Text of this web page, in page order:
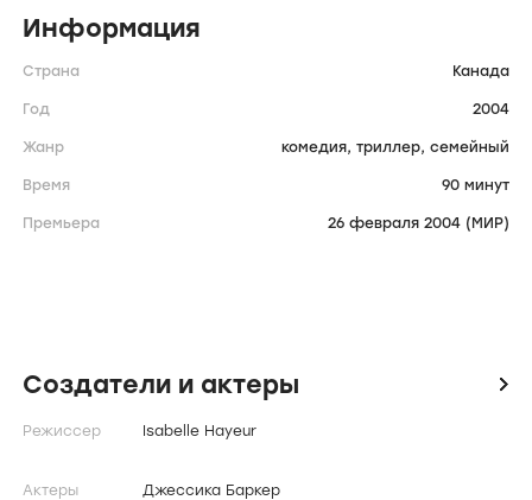
Информация
Страна Канада
Год 2004
Жанр комедия, триллер, семейный
Время 90 минут
Премьера 26 февраля 2004 (МИР)
Создатели и актеры icon
Режиссер Isabelle Hayeur
Актеры
Джессика Баркер